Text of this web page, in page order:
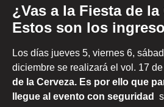
¿Vas a la Fiesta de la
Estos son los
Los días jueves 5, viernes 6,
diciembre se realizará el vol. 17 de
de la Cerveza. Es por ello que
llegue al evento con seguridad